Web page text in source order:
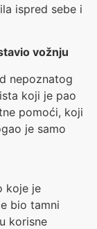
ispred sebe i
vožnju
nepoznatog
koji je pao
pomoći, koji
je samo
koje je
bio tamni
korisne